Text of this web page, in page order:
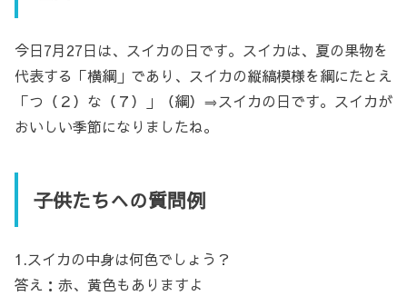
今日7月27日は、スイカの日です。スイカは、夏の果物を
代表する「横綱」であり、スイカの縦縞模様を綱にたとえ
「つ（２）な（７）」（綱）⇒スイカの日です。スイカが
おいしい季節になりましたね。
子供たちへの質問例
1.スイカの中身は何色でしょう？
答え：赤、黄色もありますよ